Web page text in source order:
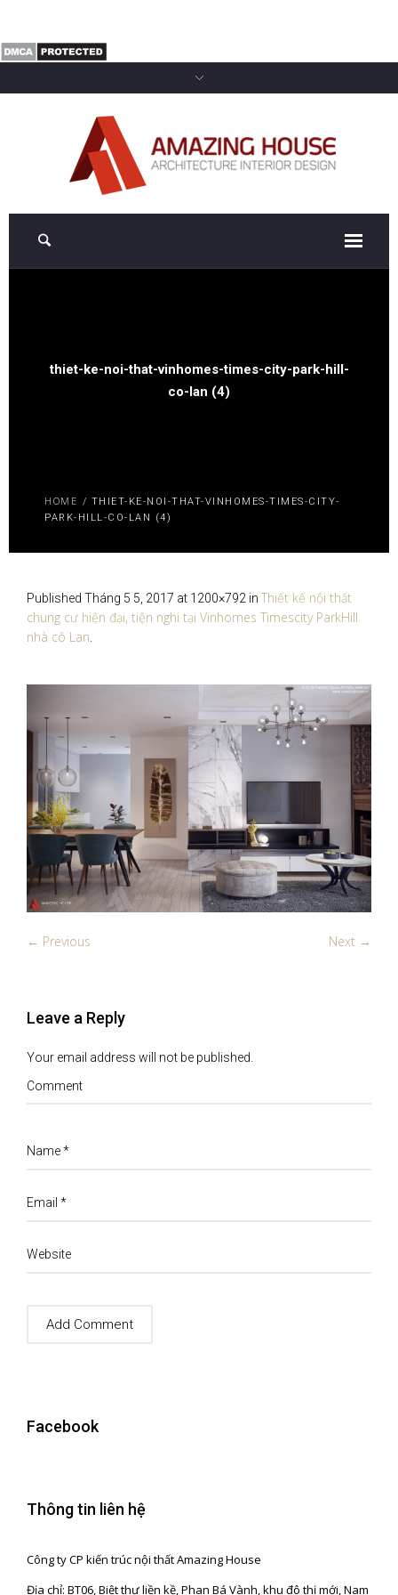
thiet-ke-noi-that-vinhomes-times-city-park-hill-
co-lan (4)
HOME / THIET-KE-NOI-THAT-VINHOMES-TIMES-CITY-
PARK-HILL-CO-LAN (4)
Published Tháng 5 5, 2017 at 1200×792 in Thiết kế nội thất
chung cư hiện đại, tiện nghi tại Vinhomes Timescity ParkHill
nhà cô Lan.
← Previous Next →
Leave a Reply
Your email address will not be published.
Comment
Name*
Email *
Website
Facebook
Thông tin liên hệ
Công ty CP kiến trúc nội thất Amazing House
Địa chỉ: BT06, Biệt thự liền kề, Phan Bá Vành, khu đô thị mới, Nam